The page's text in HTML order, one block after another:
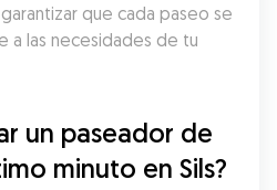
que cada paseo se
las necesidades de tu
un paseador de
minuto en Sils?